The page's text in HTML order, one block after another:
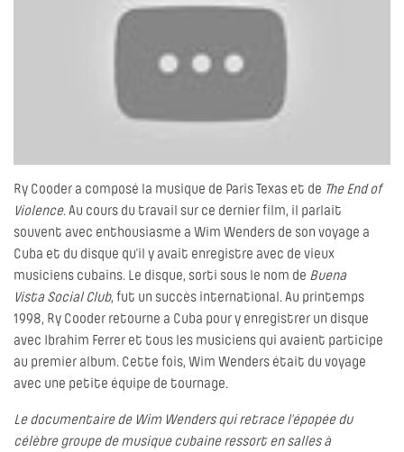
Ry Cooder a composé la musique de Paris Texas et de The End of
Violence. Au cours du travail sur ce dernier film, il parlait
souvent avec enthousiasme a Wim Wenders de son voyage a
Cuba et du disque qu’il y avait enregistre avec de vieux
musiciens cubains. Le disque, sorti sous le nom de Buena
Vista Social Club, fut un succès international. Au printemps
1998, Ry Cooder retourne a Cuba pour y enregistrer un disque
avec Ibrahim Ferrer et tous les musiciens qui avaient participe
au premier album. Cette fois, Wim Wenders était du voyage
avec une petite équipe de tournage.
Le documentaire de Wim Wenders qui retrace l’épopée du
célèbre groupe de musique cubaine ressort en salles à